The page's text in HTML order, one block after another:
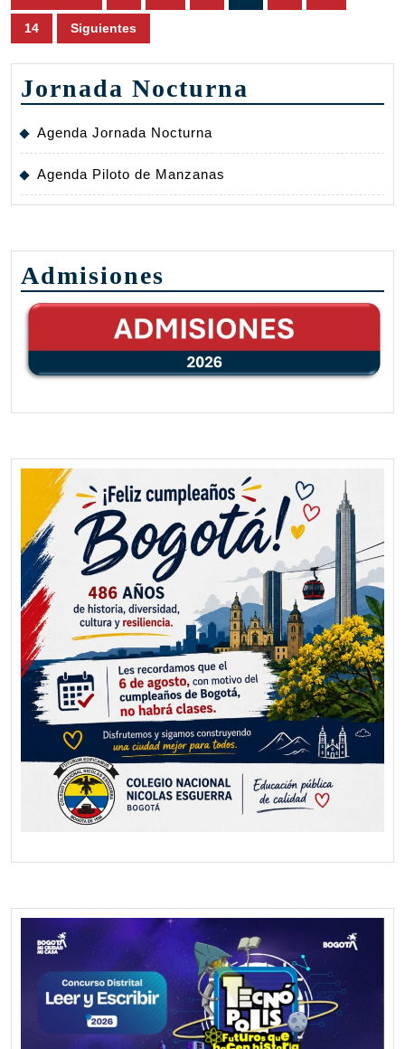
de
entradas
14 Siguientes
Jornada Nocturna
Agenda Jornada Nocturna
Agenda Piloto de Manzanas
Admisiones